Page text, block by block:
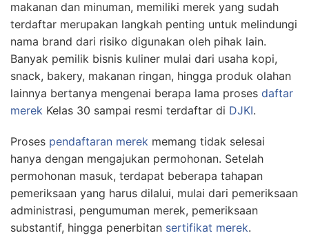
makanan dan minuman, memiliki merek yang sudah
terdaftar merupakan langkah penting untuk melindungi
nama brand dari risiko digunakan oleh pihak lain.
Banyak pemilik bisnis kuliner mulai dari usaha kopi,
snack, bakery, makanan ringan, hingga produk olahan
lainnya bertanya mengenai berapa lama proses daftar
merek Kelas 30 sampai resmi terdaftar di DJKI.
Proses pendaftaran merek memang tidak selesai
hanya dengan mengajukan permohonan. Setelah
permohonan masuk, terdapat beberapa tahapan
pemeriksaan yang harus dilalui, mulai dari pemeriksaan
administrasi, pengumuman merek, pemeriksaan
substantif, hingga penerbitan sertifikat merek.